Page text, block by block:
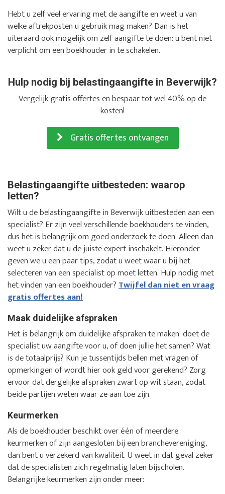
Hebt u zelf veel ervaring met de aangifte en weet u van
welke aftrekposten u gebruik mag maken? Dan is het
uiteraard ook mogelijk om zelf aangifte te doen: u bent niet
verplicht om een boekhouder in te schakelen.
Hulp nodig bij belastingaangifte in Beverwijk?
Vergelijk gratis offertes en bespaar tot wel 40% op de
kosten!
Gratis offertes ontvangen
Belastingaangifte uitbesteden: waarop
letten?
Wilt u de belastingaangifte in Beverwijk uitbesteden aan een
specialist? Er zijn veel verschillende boekhouders te vinden,
dus het is belangrijk om goed onderzoek te doen. Alleen dan
weet u zeker dat u de juiste expert inschakelt. Hieronder
geven we u een paar tips, zodat u weet waar u bij het
selecteren van een specialist op moet letten. Hulp nodig met
het vinden van een boekhouder?Twijfel dan niet en vraag
gratis offertes aan!
Maak duidelijke afspraken
Het is belangrijk om duidelijke afspraken te maken: doet de
specialist uw aangifte voor u, of doen jullie het samen? Wat
is de totaalprijs? Kun je tussentijds bellen met vragen of
opmerkingen of wordt hier ook geld voor gerekend? Zorg
ervoor dat dergelijke afspraken zwart op wit staan, zodat
beide partijen weten waar ze aan toe zijn.
Keurmerken
Als de boekhouder beschikt over één of meerdere
keurmerken of zijn aangesloten bij een branchevereniging,
dan bent u verzekerd van kwaliteit. U weet in dat geval zeker
dat de specialisten zich regelmatig laten bijscholen.
Belangrijke keurmerken zijn onder meer: